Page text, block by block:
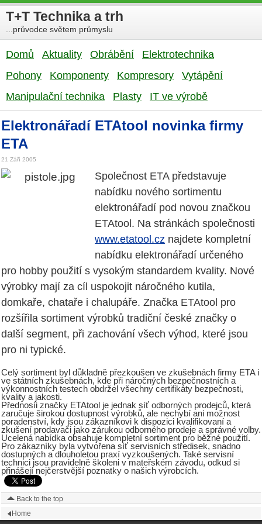
T+T Technika a trh
...průvodce světem průmyslu
Domů Aktuality Obrábění
Elektrotechnika
Pohony
Komponenty Kompresory
Vytápění
Manipulační technika
Plasty IT ve výrobě
Elektronářadí ETAtool novinka firmy
ETA
21 Září 2005
Společnost ETA představuje
nabídku nového sortimentu
elektronářadí pod novou značkou
ETAtool. Na stránkách společnosti
www.etatool.cz najdete kompletní
nabídku elektronářadí určeného
pro hobby použití s vysokým standardem kvality. Nové
výrobky mají za cíl uspokojit náročného kutila,
domkaře, chataře i chalupáře. Značka ETAtool pro
rozšířila sortiment výrobků tradiční české značky o
další segment, při zachování všech výhod, které jsou
pro ni typické.
Celý sortiment byl důkladně přezkoušen ve zkušebnách firmy ETA i
ve státních zkušebnách, kde při náročných bezpečnostních a
výkonnostních testech obdržel všechny certifikáty bezpečnosti,
kvality a jakosti.
Přednosíi značky ETAtool je jednak síť odborných prodejců, která
zaručuje širokou dostupnost výrobků, ale nechybí ani možnost
poradenství, kdy jsou zákazníkovi k dispozici kvalifikovaní a
zkušení prodavači jako zárukou odborného prodeje a správné volby.
Ucelená nabídka obsahuje kompletní sortiment pro běžné použití.
Pro zákazníky byla vytvořena síť servisních středisek, snadno
dostupných a dlouholetou praxí vyzkoušených. Také servisní
technici jsou pravidelně školeni v mateřském závodu, odkud si
přinášejí nejčerstvější poznatky o našich výrobcích.
Back to the top
Home